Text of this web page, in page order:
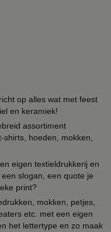
op alles wat met feest
en keramiek!
assortiment
shirts, hoeden, mokken,
eigen textieldrukkerij en
slogan, een quote je
print?
mokken, petjes,
etc. met een eigen
het lettertype en zo maak